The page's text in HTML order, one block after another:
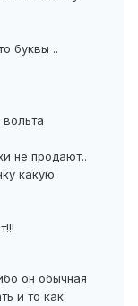
буквы ..
не продают..
какую
он обычная
и то как